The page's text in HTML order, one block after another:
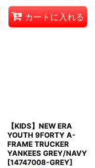
カートに入れる
【KIDS】NEW ERA
YOUTH 9FORTY A-
FRAME TRUCKER
YANKEES GREY/NAVY
[14747008-GREY]